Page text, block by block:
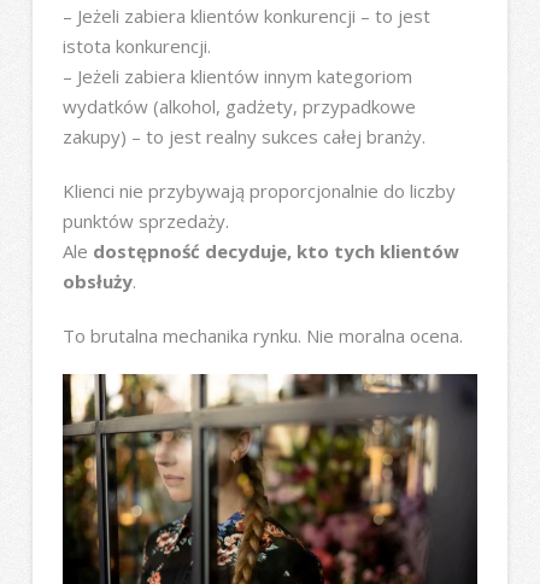
– Jeżeli zabiera klientów konkurencji – to jest
istota konkurencji.
– Jeżeli zabiera klientów innym kategoriom
wydatków (alkohol, gadżety, przypadkowe
zakupy) – to jest realny sukces całej branży.
Klienci nie przybywają proporcjonalnie do liczby
punktów sprzedaży.
Ale dostępność decyduje, kto tych klientów
obsłuży.
To brutalna mechanika rynku. Nie moralna ocena.